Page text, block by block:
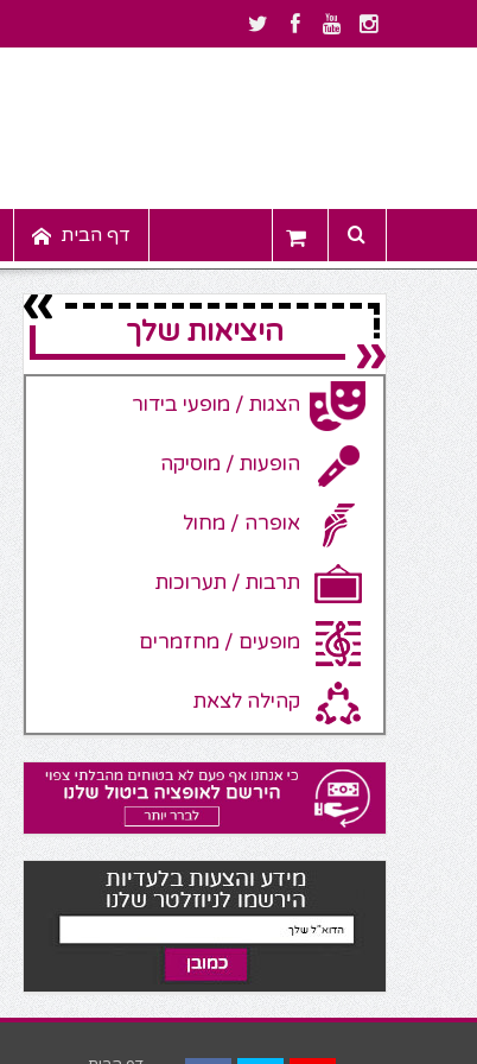
דף הבית
היציאות שלך
הצגות / מופעי בידור
הופעות / מוסיקה
אופרה / מחול
תרבות / תערוכות
מופעים / מחזמרים
קהילה לצאת